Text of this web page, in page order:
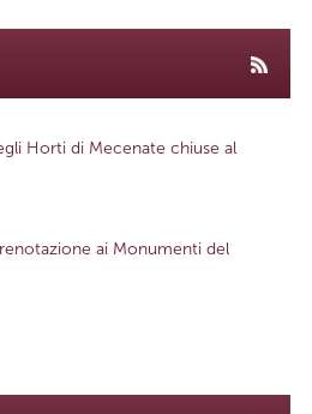
Horti di Mecenate chiuse al
ai Monumenti del